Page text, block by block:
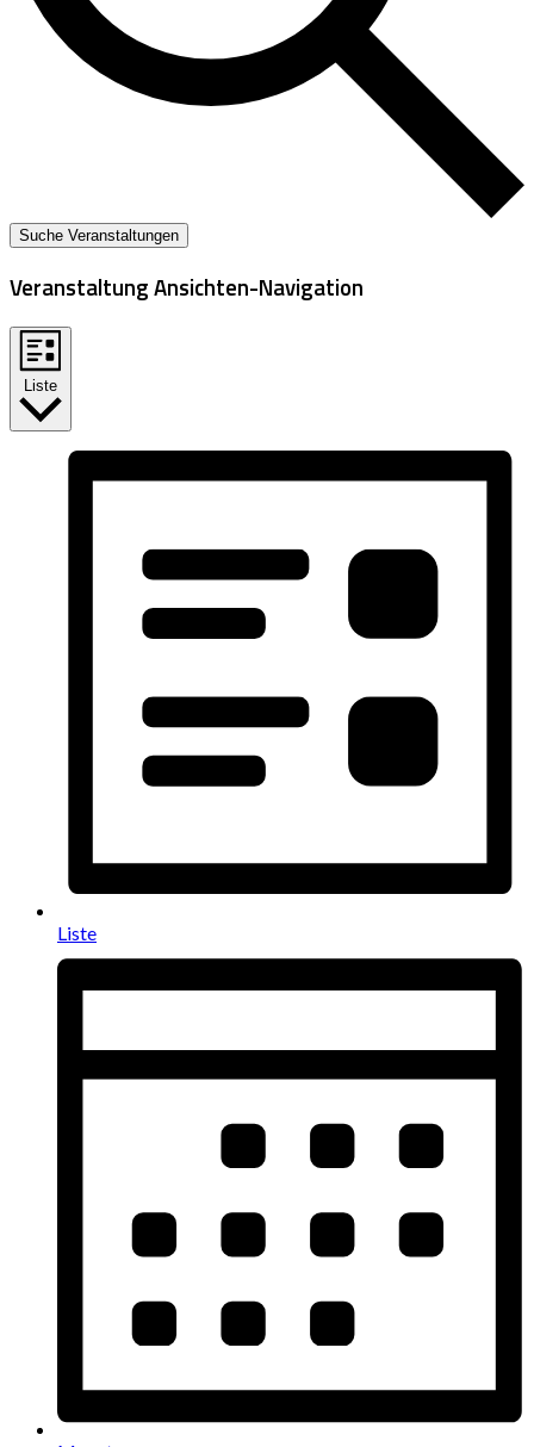
Suche Veranstaltungen
Veranstaltung Ansichten-Navigation
Liste
Liste